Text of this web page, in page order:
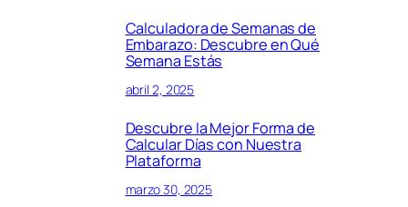
Calculadora de Semanas de
Embarazo: Descubre en Qué
Semana Estás
abril 2, 2025
Descubre la Mejor Forma de
Calcular Días con Nuestra
Plataforma
marzo 30, 2025